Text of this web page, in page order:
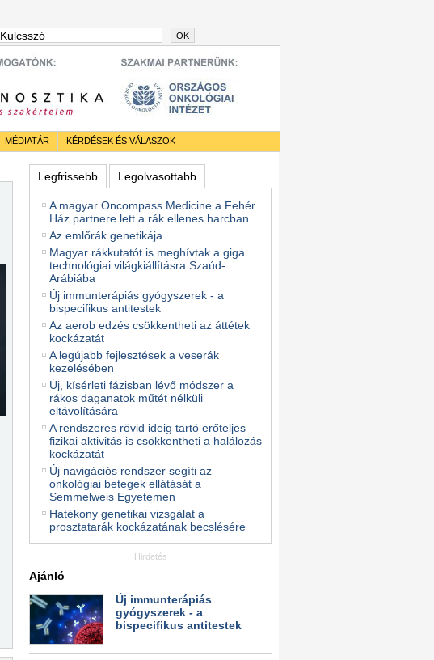
OK
MÉDIATÁR KÉRDÉSEK ÉS VÁLASZOK
Legfrissebb Legolvasottabb
A magyar Oncompass Medicine a Fehér
Ház partnere lett a rák ellenes harcban
Az emlőrák genetikája
Magyar rákkutatót is meghívtak a giga
technológiai világkiállításra Szaúd-
Arábiába
Új immunterápiás gyógyszerek - a
bispecifikus antitestek
Az aerob edzés csökkentheti az áttétek
kockázatát
A legújabb fejlesztések a veserák
kezelésében
Új, kísérleti fázisban lévő módszer a
rákos daganatok műtét nélküli
eltávolítására
A rendszeres rövid ideig tartó erőteljes
fizikai aktivitás is csökkentheti a halálozás
kockázatát
Új navigációs rendszer segíti az
onkológiai betegek ellátását a
Semmelweis Egyetemen
Hatékony genetikai vizsgálat a
prosztatarák kockázatának becslésére
Hirdetés
Ajánló
Új immunterápiás
gyógyszerek - a
bispecifikus antitestek